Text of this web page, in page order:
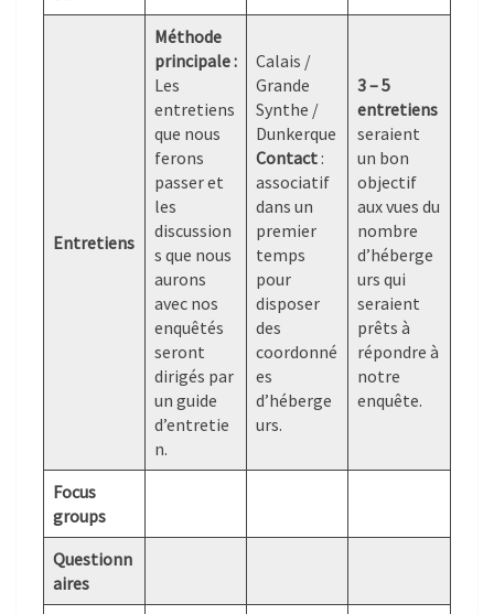
Entretiens
Méthode
principale :
Les
entretiens
que nous
ferons
passer et
les
discussion
s que nous
aurons
avec nos
enquêtés
seront
dirigés par
un guide
d’entretie
n.
Calais /
Grande
Synthe /
Dunkerque
Contact :
associatif
dans un
premier
temps
pour
disposer
des
coordonné
es
d’héberge
urs.
3 – 5
entretiens
seraient
un bon
objectif
aux vues du
nombre
d’héberge
urs qui
seraient
prêts à
répondre à
notre
enquête.
Focus
groups
Questionn
aires